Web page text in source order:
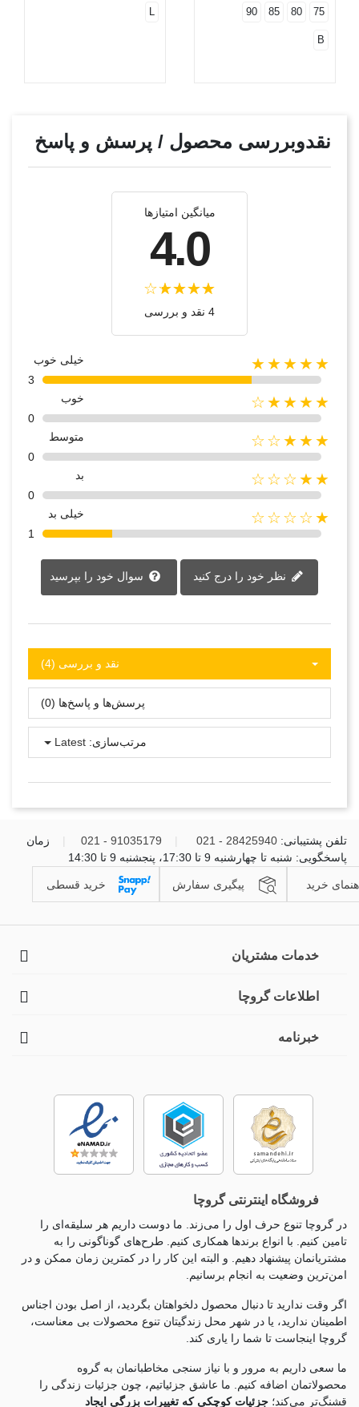
75
80
85
90
B
L
نقدوبررسی محصول / پرسش و پاسخ
میانگین امتیازها
4.0
4 نقد و بررسی‌‌
★★★★★
خیلی خوب
3
★★★★☆
خوب
0
★★★☆☆
متوسط
0
★★☆☆☆
بد
0
★☆☆☆☆
خیلی بد
1
سوال خود را بپرسید
نقد و بررسی‌‌ (4)
پرسش‌ها و پاسخ‌ها (0)
مرتب‌سازی: Latest
تلفن پشتیبانی: 28425940 - 021
91035179 - 021
زمان
پاسخگویی: شنبه تا چهارشنبه 9 تا 17:30، پنجشنبه 9 تا 14:30
خرید پیگیری سفارش خرید قسطی
خدمات مشتریان
اطلاعات گروچا
خبرنامه
فروشگاه اینترنتی گروچا
در گروچا تنوع حرف اول را می‌زند. ما دوست داریم هر سلیقه‌ای را
تامین کنیم. با انواع برندها همکاری کنیم. طرح‌های گوناگونی را به
مشتریانمان پیشنهاد دهیم. و البته این کار را در کمترین زمان ممکن و در
امن‌ترین وضعیت به انجام برسانیم.
اگر وقت ندارید تا دنبال محصول دلخواهتان بگردید، از اصل بودن اجناس
اطمینان ندارید، یا در شهر محل زندگیتان تنوع محصولات بی معناست،
گروچا اینجاست تا شما را یاری کند.
ما سعی داریم به مرور و با نیاز سنجی مخاطبانمان به گروه
محصولاتمان اضافه کنیم. ما عاشق جزئياتیم، چون جزئيات زندگی را
قشنگ‌تر می‌کند؛ جزئیات کوچکی که تغییرات بزرگی ایجاد